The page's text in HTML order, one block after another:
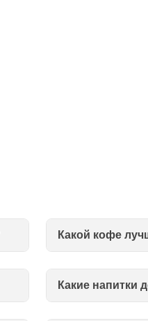
Какой кофе
Какие напитки